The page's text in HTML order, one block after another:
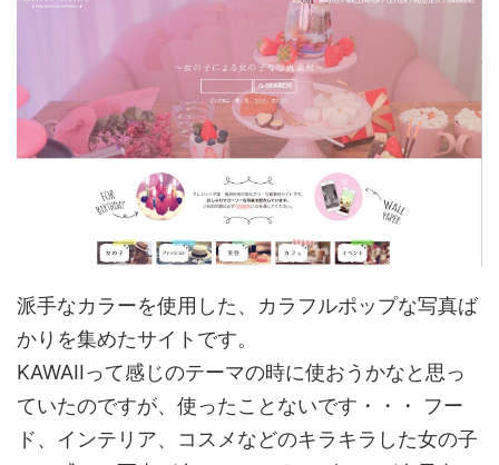
派手なカラーを使用した、カラフルポップな写真ば
かりを集めたサイトです。
KAWAIIって感じのテーマの時に使おうかなと思っ
ていたのですが、使ったことないです・・・ フー
ド、インテリア、コスメなどのキラキラした女の子